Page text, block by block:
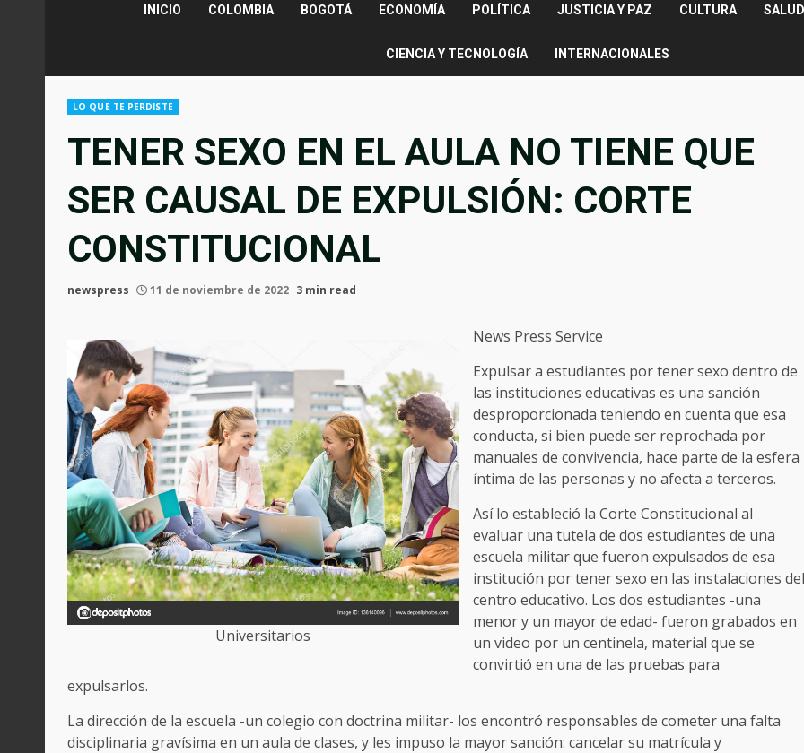
INICIO COLOMBIA BOGOTÁ ECONOMÍA POLÍTICA JUSTICIA Y PAZ CULTURA
CIENCIA Y TECNOLOGÍA INTERNACIONALES
LO QUE TE PERDISTE
TENER SEXO EN EL AULA NO TIENE QUE
SER CAUSAL DE EXPULSIÓN: CORTE
CONSTITUCIONAL
newspress 11 de noviembre de 2022 3 min read
Universitarios
News Press Service
Expulsar a estudiantes por tener sexo dentro de
las instituciones educativas es una sanción
desproporcionada teniendo en cuenta que esa
conducta, si bien puede ser reprochada por
manuales de convivencia, hace parte de la esfera
íntima de las personas y no afecta a terceros.
Así lo estableció la Corte Constitucional al
evaluar una tutela de dos estudiantes de una
escuela militar que fueron expulsados de esa
institución por tener sexo en las instalaciones del
centro educativo. Los dos estudiantes -una
menor y un mayor de edad- fueron grabados en
un video por un centinela, material que se
convirtió en una de las pruebas para
expulsarlos.
La dirección de la escuela -un colegio con doctrina militar- los encontró responsables de cometer una falta
disciplinaria gravísima en un aula de clases, y les impuso la mayor sanción: cancelar su matrícula y